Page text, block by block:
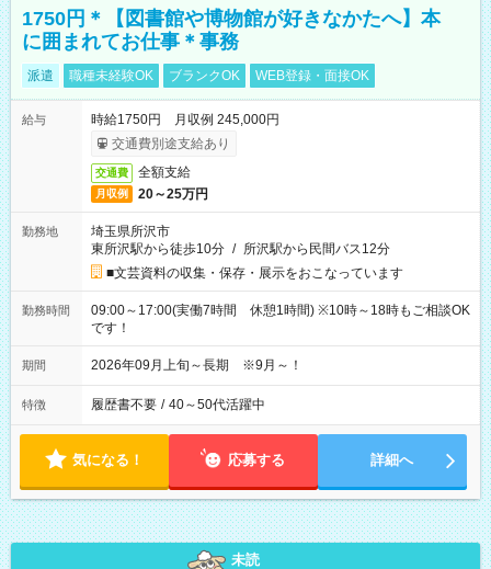
1750円＊【図書館や博物館が好きなかたへ】本
に囲まれてお仕事＊事務
派遣 職種未経験OK ブランクOK WEB登録・面接OK
給与
時給1750円 月収例 245,000円
交通費別途支給あり
交通費 全額支給
月収例 20～25万円
勤務地
埼玉県所沢市
東所沢駅から徒歩10分 / 所沢駅から民間バス12分
■文芸資料の収集・保存・展示をおこなっています
勤務時間
09:00～17:00(実働7時間 休憩1時間) ※10時～18時もご相談OK
です！
期間 2026年09月上旬～長期 ※9月～！
特徴 履歴書不要 / 40～50代活躍中
気になる！ 応募する 詳細へ
未読